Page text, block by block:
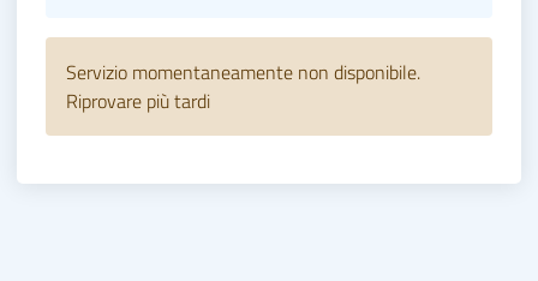
Servizio momentaneamente non disponibile.
Riprovare più tardi